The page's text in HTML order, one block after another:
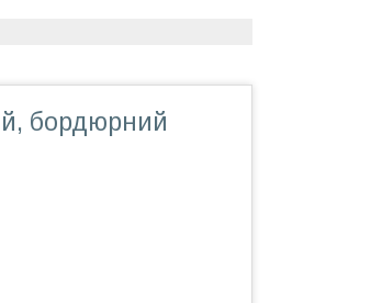
бордюрний